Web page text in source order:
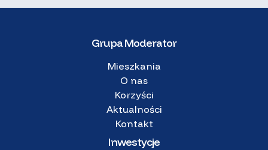
Grupa Moderator
Mieszkania
O nas
Korzyści
Aktualności
Kontakt
Inwestycje